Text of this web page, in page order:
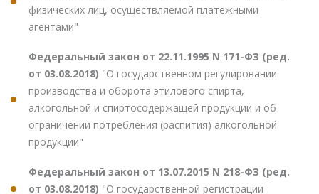
физических лиц, осуществляемой платежными
агентами"
Федеральный закон от 22.11.1995 N 171-ФЗ (ред.
от 03.08.2018) "О государственном регулировании
производства и оборота этилового спирта,
алкогольной и спиртосодержащей продукции и об
ограничении потребления (распития) алкогольной
продукции"
Федеральный закон от 13.07.2015 N 218-ФЗ (ред.
от 03.08.2018) "О государственной регистрации